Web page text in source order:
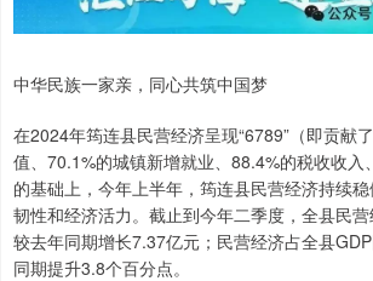
中华民族一家亲，同心共筑中国梦
在2024年筠连县民营经济呈现“6789”（即贡献
值、70.1%的城镇新增就业、88.4%的税收收入
的基础上，今年上半年，筠连县民营经济持续
韧性和经济活力。截止到今年二季度，全县民营
较去年同期增长7.37亿元；民营经济占全县
同期提升3.8个百分点。